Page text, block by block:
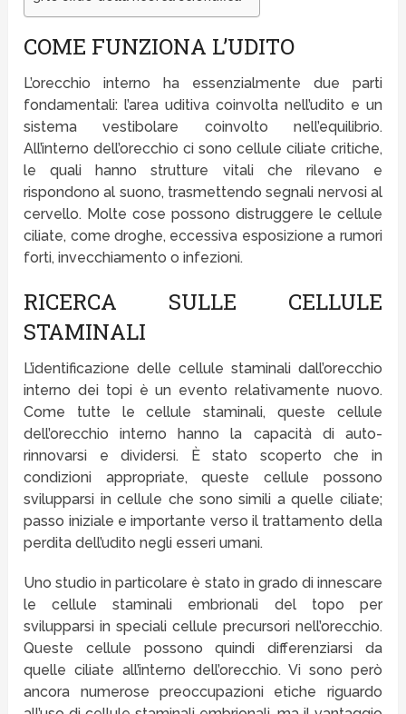
COME FUNZIONA L’UDITO
L’orecchio interno ha essenzialmente due parti
fondamentali: l’area uditiva coinvolta nell’udito e un
sistema vestibolare coinvolto nell’equilibrio.
All’interno dell’orecchio ci sono cellule ciliate critiche,
le quali hanno strutture vitali che rilevano e
rispondono al suono, trasmettendo segnali nervosi al
cervello. Molte cose possono distruggere le cellule
ciliate, come droghe, eccessiva esposizione a rumori
forti, invecchiamento o infezioni.
RICERCA SULLE CELLULE
STAMINALI
L’identificazione delle cellule staminali dall’orecchio
interno dei topi è un evento relativamente nuovo.
Come tutte le cellule staminali, queste cellule
dell’orecchio interno hanno la capacità di auto-
rinnovarsi e dividersi. È stato scoperto che in
condizioni appropriate, queste cellule possono
svilupparsi in cellule che sono simili a quelle ciliate;
passo iniziale e importante verso il trattamento della
perdita dell’udito negli esseri umani.
Uno studio in particolare è stato in grado di innescare
le cellule staminali embrionali del topo per
svilupparsi in speciali cellule precursori nell’orecchio.
Queste cellule possono quindi differenziarsi da
quelle ciliate all’interno dell’orecchio. Vi sono però
ancora numerose preoccupazioni etiche riguardo